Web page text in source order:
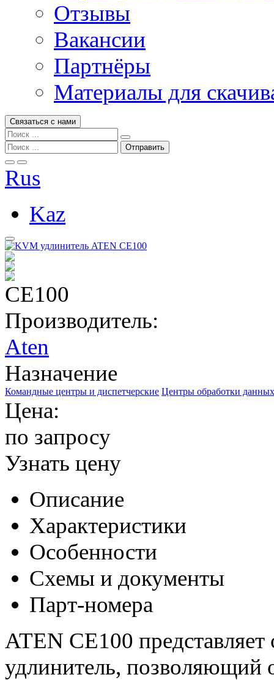
Отзывы
Вакансии
Партнёры
Материалы для
Связаться с нами
Rus
Kaz
CE100
Производитель:
Aten
Назначение
Командные центры и диспетчерские Центры обработки
Цена:
по запросу
Узнать цену
Описание
Характеристики
Особенности
Схемы и документы
Парт-номера
ATEN CE100
удлинитель, позволяющий